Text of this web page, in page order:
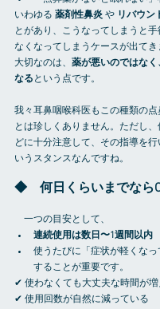
いわゆる 薬剤性鼻炎 や リバウン
とがあり、こうなってしまうと
なくなってしまうケースが出てき
大切なのは、 薬が悪いのではな
なる という点です。
我々耳鼻咽喉科医もこの種類の点
とは珍しくありません。ただし
どに十分注意して、その指導を
いうスタンスなんですね。
◆　何日くらいまでなら
一つの目安として、
連続使用は数日〜1週間以内
使うたびに「症状が軽くな
することが重要です。
✔ 使わなくても大丈夫な時間が増
✔ 使用回数が自然に減っている